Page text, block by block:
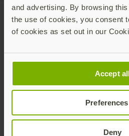
and advertising. By browsing
the use of cookies, you consent
of cookies as set out in our
Accept
Preferences
Deny
Recommended